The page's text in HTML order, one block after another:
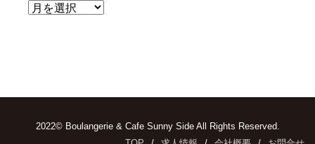
2022© Boulangerie & Cafe Sunny Side All Rights Reserved.